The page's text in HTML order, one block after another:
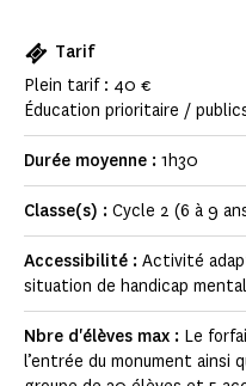
Tarif
Plein tarif : 40 €
Éducation prioritaire /
Durée moyenne : 1h30
Classe(s) : Cycle 2 (6 à 9
Accessibilité : Activité
situation de handicap
Nbre d'élèves max : Le
l’entrée du monument ainsi